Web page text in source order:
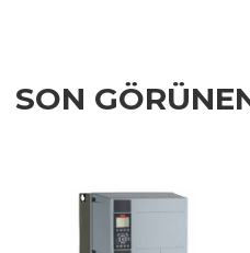
SON